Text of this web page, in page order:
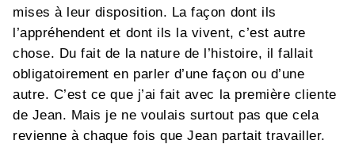
mises à leur disposition. La façon dont ils
l’appréhendent et dont ils la vivent, c’est autre
chose. Du fait de la nature de l’histoire, il fallait
obligatoirement en parler d’une façon ou d’une
autre. C’est ce que j’ai fait avec la première cliente
de Jean. Mais je ne voulais surtout pas que cela
revienne à chaque fois que Jean partait travailler.